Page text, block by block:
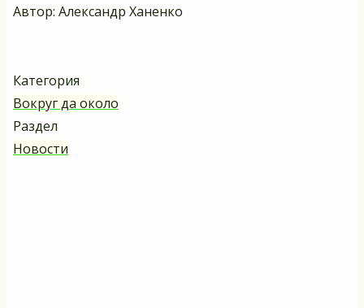
Автор: Александр Ханенко
Категория
Вокруг да около
Раздел
Новости